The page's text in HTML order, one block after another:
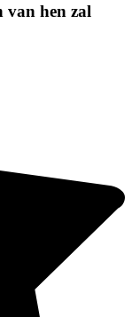
van hen zal